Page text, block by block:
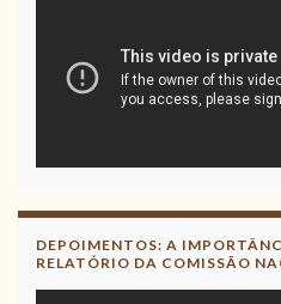
DEPOIMENTOS: A
RELATÓRIO DA COMISSÃO